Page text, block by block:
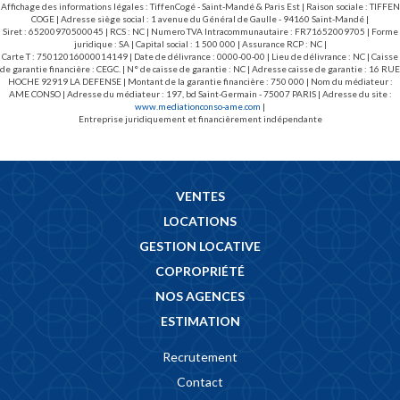
Affichage des informations légales : TiffenCogé - Saint-Mandé & Paris Est | Raison sociale : TIFFEN
COGE | Adresse siège social : 1 avenue du Général de Gaulle - 94160 Saint-Mandé |
Siret : 65200970500045 | RCS : NC | Numero TVA Intracommunautaire : FR71652009705 | Forme
juridique : SA | Capital social : 1 500 000 | Assurance RCP : NC |
Carte T : 75012016000014149 | Date de délivrance : 0000-00-00 | Lieu de délivrance : NC | Caisse
de garantie financière : CEGC. | N° de caisse de garantie : NC | Adresse caisse de garantie : 16 RUE
HOCHE 92919 LA DEFENSE | Montant de la garantie financière : 750 000 | Nom du médiateur :
AME CONSO | Adresse du médiateur : 197, bd Saint-Germain - 75007 PARIS | Adresse du site :
www.mediationconso-ame.com |
Entreprise juridiquement et financièrement indépendante
VENTES
LOCATIONS
GESTION LOCATIVE
COPROPRIÉTÉ
NOS AGENCES
ESTIMATION
Recrutement
Contact